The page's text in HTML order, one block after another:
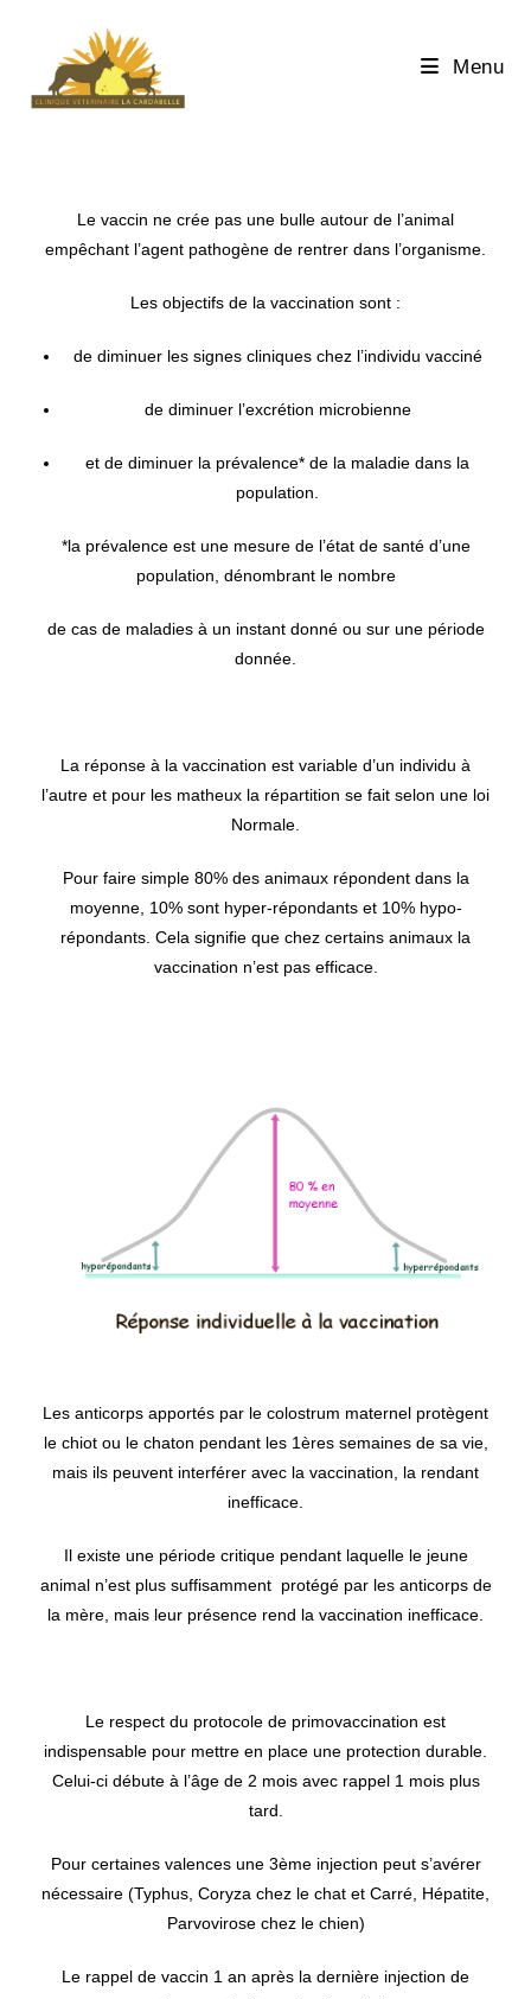
Menu
Le vaccin ne crée pas une bulle autour de l’animal
empêchant l’agent pathogène de rentrer dans l’organisme.
Les objectifs de la vaccination sont :
de diminuer les signes cliniques chez l’individu vacciné
de diminuer l’excrétion microbienne
et de diminuer la prévalence* de la maladie dans la
population.
*la prévalence est une mesure de l’état de santé d’une
population, dénombrant le nombre
de cas de maladies à un instant donné ou sur une période
donnée.
La réponse à la vaccination est variable d’un individu à
l’autre et pour les matheux la répartition se fait selon une loi
Normale.
Pour faire simple 80% des animaux répondent dans la
moyenne, 10% sont hyper-répondants et 10% hypo-
répondants. Cela signifie que chez certains animaux la
vaccination n’est pas efficace.
Les anticorps apportés par le colostrum maternel protègent
le chiot ou le chaton pendant les 1ères semaines de sa vie,
mais ils peuvent interférer avec la vaccination, la rendant
inefficace.
Il existe une période critique pendant laquelle le jeune
animal n’est plus suffisamment protégé par les anticorps de
la mère, mais leur présence rend la vaccination inefficace.
Le respect du protocole de primovaccination est
indispensable pour mettre en place une protection durable.
Celui-ci débute à l’âge de 2 mois avec rappel 1 mois plus
tard.
Pour certaines valences une 3ème injection peut s’avérer
nécessaire (Typhus, Coryza chez le chat et Carré, Hépatite,
Parvovirose chez le chien)
Le rappel de vaccin 1 an après la dernière injection de